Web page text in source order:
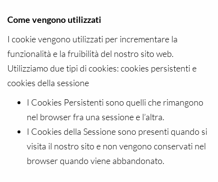
Come vengono utilizzati
I cookie vengono utilizzati per incrementare la
funzionalità e la fruibilità del nostro sito web.
Utilizziamo due tipi di cookies: cookies persistenti e
cookies della sessione
I Cookies Persistenti sono quelli che rimangono
nel browser fra una sessione e l’altra.
I Cookies della Sessione sono presenti quando si
visita il nostro sito e non vengono conservati nel
browser quando viene abbandonato.